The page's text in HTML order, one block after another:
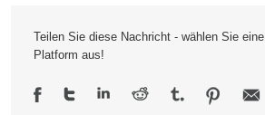
Teilen Sie diese Nachricht - wählen Sie eine
Platform aus!